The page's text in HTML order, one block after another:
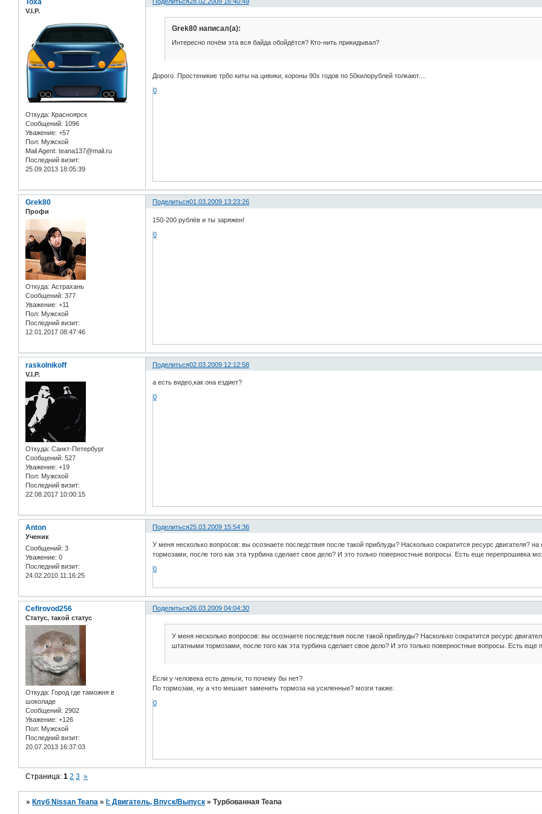
Toxa
V.I.P.
Откуда: Красноярск
Сообщений: 1096
Уважение: +57
Пол: Мужской
Mail Agent: teana137@mail.ru
Последний визит:
25.09.2013 18:05:39
Grek80 написал(а):
Интересно почём эта вся байда обойдётся? Кто-нить прикидывал?
Дорого. Простеникие трбо киты на цивики, короны 90х годов по 50килорублей толкают....
0
Поделиться01.03.2009 13:23:26
Grek80
Профи
Откуда: Астрахань
Сообщений: 377
Уважение: +11
Пол: Мужской
Последний визит:
12.01.2017 08:47:46
150-200 рублёв и ты заряжен!
0
Поделиться02.03.2009 12:12:58
raskolnikoff
V.I.P.
Откуда: Санкт-Петербург
Сообщений: 527
Уважение: +19
Пол: Мужской
Последний визит:
22.08.2017 10:00:15
а есть видео,как она ездиет?
0
Поделиться25.03.2009 15:54:36
Anton
Ученик
Сообщений: 3
Уважение: 0
Последний визит:
24.02.2010 11:16:25
У меня несколько вопросов: вы осознаете последствия после такой приблуды? Насколько сократится ресурс двигателя?
тормозами, после того как эта турбина сделает свое дело? И это только поверностные вопросы. Есть еще перепрошивка
0
Поделиться26.03.2009 04:04:30
Cefirovod256
Статус, такой статус
Откуда: Город где таможня в
шоколаде
Сообщений: 2902
Уважение: +126
Пол: Мужской
Последний визит:
20.07.2013 16:37:03
У меня несколько вопросов: вы осознаете последствия после такой приблуды? Насколько сократится ресурс
штатными тормозами, после того как эта турбина сделает свое дело? И это только поверностные вопросы. Есть еще
Если у человека есть деньги, то почему бы нет?
По тормозам, ну а что мешает заменить тормоза на усиленные? мозги также.
0
Страница:1 2 3 »
» Клуб Nissan Teana » I: Двигатель, Впуск/Выпуск »Турбованная Teana